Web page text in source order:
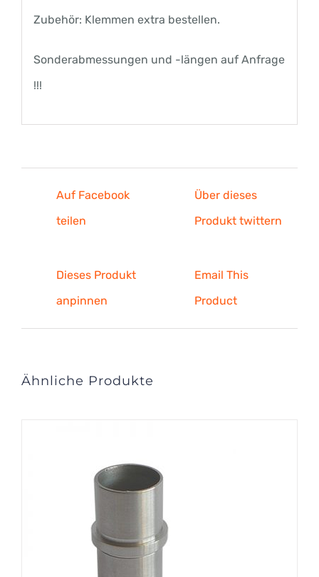
Zubehör: Klemmen extra bestellen.
Sonderabmessungen und -längen auf Anfrage
!!!
Auf Facebook
teilen
Über dieses
Produkt twittern
Dieses Produkt
anpinnen
Email This
Product
Ähnliche Produkte